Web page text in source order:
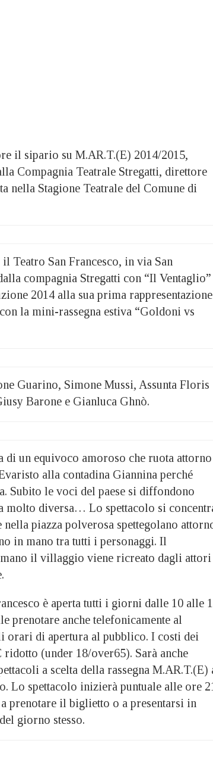
il sipario su M.AR.T.(E) 2014/2015,
Compagnia Teatrale Stregatti, direttore
nella Stagione Teatrale del Comune di
Teatro San Francesco, in via San
compagnia Stregatti con “Il Ventaglio”
2014 alla sua prima rappresentazione
la mini-rassegna estiva “Goldoni vs
Guarino, Simone Mussi, Assunta Floris
Barone e Gianluca Ghnò.
di un equivoco amoroso che ruota attorno
alla contadina Giannina perché
Subito le voci del paese si diffondono
molto diversa… Lo spettacolo si
piazza polverosa spettegolano
in mano tra tutti i personaggi. Il
il villaggio viene ricreato dagli attori
è aperta tutti i giorni dalle 10 alle
prenotare anche telefonicamente al
orari di apertura al pubblico. I costi dei
(under 18/over65). Sarà anche
a scelta della rassegna M.AR.T.(E)
Lo spettacolo inizierà puntuale alle ore
prenotare il biglietto o a presentarsi in
giorno stesso.